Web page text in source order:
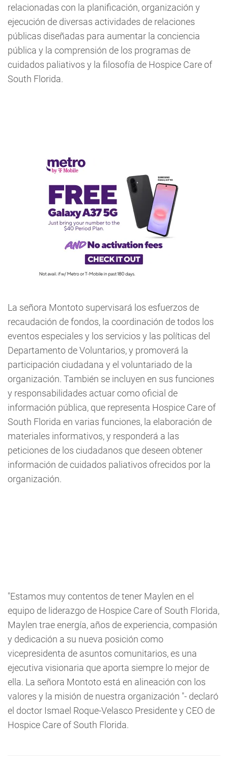
relacionadas con la planificación, organización y
ejecución de diversas actividades de relaciones
públicas diseñadas para aumentar la conciencia
pública y la comprensión de los programas de
cuidados paliativos y la filosofía de Hospice Care of
South Florida.
La señora Montoto supervisará los esfuerzos de
recaudación de fondos, la coordinación de todos los
eventos especiales y los servicios y las políticas del
Departamento de Voluntarios, y promoverá la
participación ciudadana y el voluntariado de la
organización. También se incluyen en sus funciones
y responsabilidades actuar como oficial de
información pública, que representa Hospice Care of
South Florida en varias funciones, la elaboración de
materiales informativos, y responderá a las
peticiones de los ciudadanos que deseen obtener
información de cuidados paliativos ofrecidos por la
organización.
"Estamos muy contentos de tener Maylen en el
equipo de liderazgo de Hospice Care of South Florida,
Maylen trae energía, años de experiencia, compasión
y dedicación a su nueva posición como
vicepresidenta de asuntos comunitarios, es una
ejecutiva visionaria que aporta siempre lo mejor de
ella. La señora Montoto está en alineación con los
valores y la misión de nuestra organización "- declaró
el doctor Ismael Roque-Velasco Presidente y CEO de
Hospice Care of South Florida.